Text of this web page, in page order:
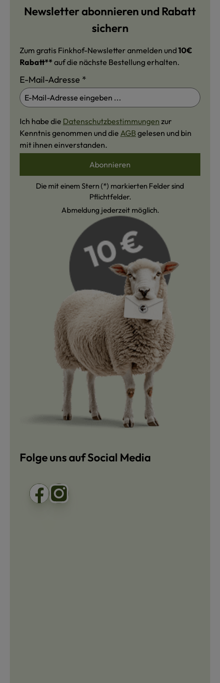
Newsletter abonnieren und Rabatt
sichern
Zum gratis Finkhof-Newsletter anmelden und10€
Rabatt** auf die nächste Bestellung erhalten.
E-Mail-Adresse *
Ich habe die Datenschutzbestimmungen zur
Kenntnis genommen und die AGB gelesen und bin
mit ihnen einverstanden.
Abonnieren
Die mit einem Stern (*) markierten Felder sind
Pflichtfelder.
Abmeldung jederzeit möglich.
Folge uns auf Social Media